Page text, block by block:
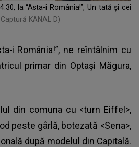
la “Asta-i România!”, Un tată și cei
KANAL D)
i România!”, ne reîntâlnim cu
primar din Optași Măgura,
din comuna cu <turn Eiffel>,
peste gârlă, botezată <Sena>,
după modelul din Capitală.